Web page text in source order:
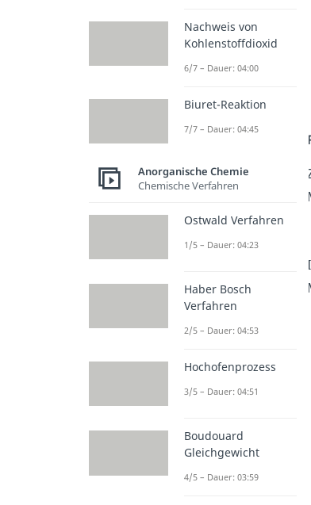
Nachweis von
Kohlenstoffdioxid
6/7 – Dauer: 04:00
Biuret-Reaktion
7/7 – Dauer: 04:45
Anorganische Chemie
Chemische Verfahren
Ostwald Verfahren
1/5 – Dauer: 04:23
Haber Bosch
Verfahren
2/5 – Dauer: 04:53
Hochofenprozess
3/5 – Dauer: 04:51
Boudouard
Gleichgewicht
4/5 – Dauer: 03:59